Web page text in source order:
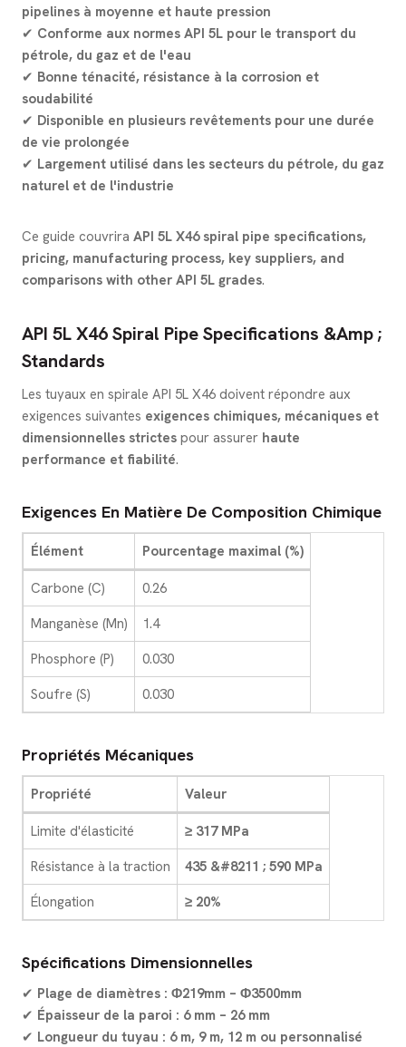
pipelines à moyenne et haute pression
✔ Conforme aux normes API 5L pour le transport du
pétrole, du gaz et de l'eau
✔ Bonne ténacité, résistance à la corrosion et
soudabilité
✔ Disponible en plusieurs revêtements pour une durée
de vie prolongée
✔ Largement utilisé dans les secteurs du pétrole, du gaz
naturel et de l'industrie
Ce guide couvrira API 5L X46 spiral pipe specifications,
pricing, manufacturing process, key suppliers, and
comparisons with other API 5L grades.
API 5L X46 Spiral Pipe Specifications &amp ;
Standards
Les tuyaux en spirale API 5L X46 doivent répondre aux
exigences suivantes exigences chimiques, mécaniques et
dimensionnelles strictes pour assurer haute
performance et fiabilité.
Exigences En Matière De Composition Chimique
Élément Pourcentage maximal (%)
Carbone (C)
0.26
Manganèse (Mn)
1.4
Phosphore (P)
0.030
Soufre (S)
0.030
Propriétés Mécaniques
Propriété Valeur
Limite d'élasticité
≥ 317 MPa
Résistance à la traction
435 &#8211 ; 590 MPa
Élongation
≥ 20%
Spécifications Dimensionnelles
✔ Plage de diamètres : Φ219mm – Φ3500mm
✔ Épaisseur de la paroi : 6 mm – 26 mm
✔ Longueur du tuyau : 6 m, 9 m, 12 m ou personnalisé